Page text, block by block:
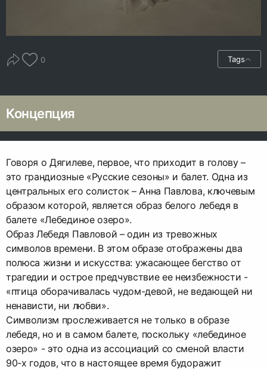
0 Tags
Концепция
Говоря о Дягилеве, первое, что приходит в голову –
это грандиозные «Русские сезоны» и балет. Одна из
центральных его солисток – Анна Павлова, ключевым
образом которой, является образ белого лебедя в
балете «Лебединое озеро».
Образ Лебедя Павловой – один из тревожных
символов времени. В этом образе отображены два
полюса жизни и искусства: ужасающее бегство от
трагедии и острое предчувствие ее неизбежности -
«птица оборачивалась чудом-девой, не ведающей ни
ненависти, ни любви».
Символизм прослеживается не только в образе
лебедя, но и в самом балете, поскольку «лебединое
озеро» - это одна из ассоциаций со сменой власти
90-х годов, что в настоящее время будоражит